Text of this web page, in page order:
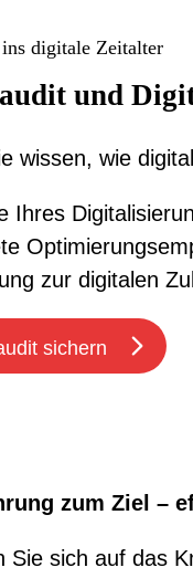
ins digitale Zeitalter
und
wissen, wie
Ihres
zur digitalen
sichern
zum Ziel –
Sie sich auf das